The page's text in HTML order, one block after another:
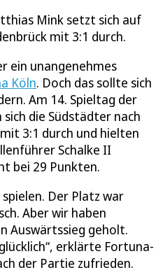
Mink setzt sich auf
mit 3:1 durch.
ein unangenehmes
Köln. Doch das sollte sich
Am 14. Spieltag der
die Südstädter nach
3:1 durch und hielten
Schalke II
bei 29 Punkten.
Der Platz war
Aber wir haben
Auswärtssieg geholt.
erklärte Fortuna-
der Partie zufrieden.